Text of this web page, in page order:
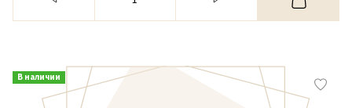
В наличии